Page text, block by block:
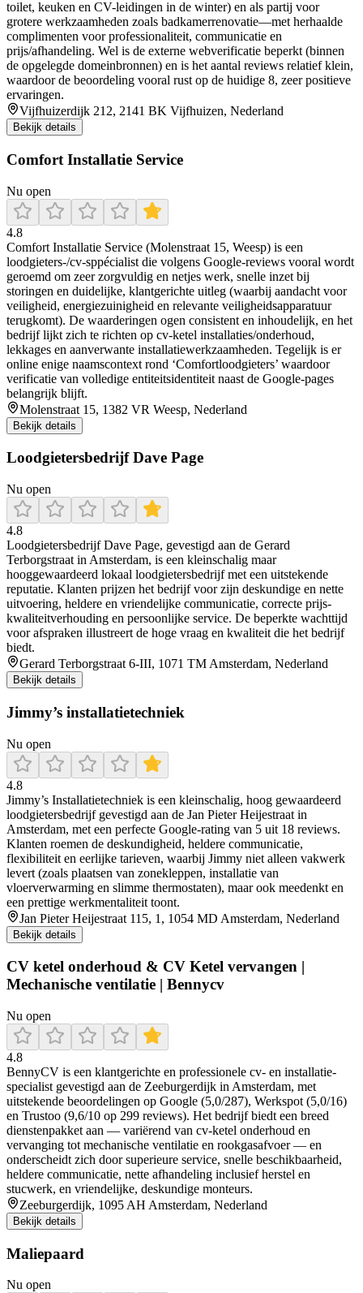
toilet, keuken en CV-leidingen in de winter) en als partij voor
grotere werkzaamheden zoals badkamerrenovatie—met herhaalde
complimenten voor professionaliteit, communicatie en
prijs/afhandeling. Wel is de externe webverificatie beperkt (binnen
de opgelegde domeinbronnen) en is het aantal reviews relatief klein,
waardoor de beoordeling vooral rust op de huidige 8, zeer positieve
ervaringen.
Vijfhuizerdijk 212, 2141 BK Vijfhuizen, Nederland
Bekijk details
Comfort Installatie Service
Nu open
4.8
Comfort Installatie Service (Molenstraat 15, Weesp) is een
loodgieters-/cv-sppécialist die volgens Google-reviews vooral wordt
geroemd om zeer zorgvuldig en netjes werk, snelle inzet bij
storingen en duidelijke, klantgerichte uitleg (waarbij aandacht voor
veiligheid, energiezuinigheid en relevante veiligheidsapparatuur
terugkomt). De waarderingen ogen consistent en inhoudelijk, en het
bedrijf lijkt zich te richten op cv-ketel installaties/onderhoud,
lekkages en aanverwante installatiewerkzaamheden. Tegelijk is er
online enige naamscontext rond ‘Comfortloodgieters’ waardoor
verificatie van volledige entiteitsidentiteit naast de Google-pages
belangrijk blijft.
Molenstraat 15, 1382 VR Weesp, Nederland
Bekijk details
Loodgietersbedrijf Dave Page
Nu open
4.8
Loodgietersbedrijf Dave Page, gevestigd aan de Gerard
Terborgstraat in Amsterdam, is een kleinschalig maar
hooggewaardeerd lokaal loodgietersbedrijf met een uitstekende
reputatie. Klanten prijzen het bedrijf voor zijn deskundige en nette
uitvoering, heldere en vriendelijke communicatie, correcte prijs-
kwaliteitverhouding en persoonlijke service. De beperkte wachttijd
voor afspraken illustreert de hoge vraag en kwaliteit die het bedrijf
biedt.
Gerard Terborgstraat 6-III, 1071 TM Amsterdam, Nederland
Bekijk details
Jimmy’s installatietechniek
Nu open
4.8
Jimmy’s Installatietechniek is een kleinschalig, hoog gewaardeerd
loodgietersbedrijf gevestigd aan de Jan Pieter Heijestraat in
Amsterdam, met een perfecte Google-rating van 5 uit 18 reviews.
Klanten roemen de deskundigheid, heldere communicatie,
flexibiliteit en eerlijke tarieven, waarbij Jimmy niet alleen vakwerk
levert (zoals plaatsen van zonekleppen, installatie van
vloerverwarming en slimme thermostaten), maar ook meedenkt en
een prettige werkmentaliteit toont.
Jan Pieter Heijestraat 115, 1, 1054 MD Amsterdam, Nederland
Bekijk details
CV ketel onderhoud & CV Ketel vervangen |
Mechanische ventilatie | Bennycv
Nu open
4.8
BennyCV is een klantgerichte en professionele cv- en installatie-
specialist gevestigd aan de Zeeburgerdijk in Amsterdam, met
uitstekende beoordelingen op Google (5,0/287), Werkspot (5,0/16)
en Trustoo (9,6/10 op 299 reviews). Het bedrijf biedt een breed
dienstenpakket aan — variërend van cv-ketel onderhoud en
vervanging tot mechanische ventilatie en rookgasafvoer — en
onderscheidt zich door superieure service, snelle beschikbaarheid,
heldere communicatie, nette afhandeling inclusief herstel en
stucwerk, en vriendelijke, deskundige monteurs.
Zeeburgerdijk, 1095 AH Amsterdam, Nederland
Bekijk details
Maliepaard
Nu open